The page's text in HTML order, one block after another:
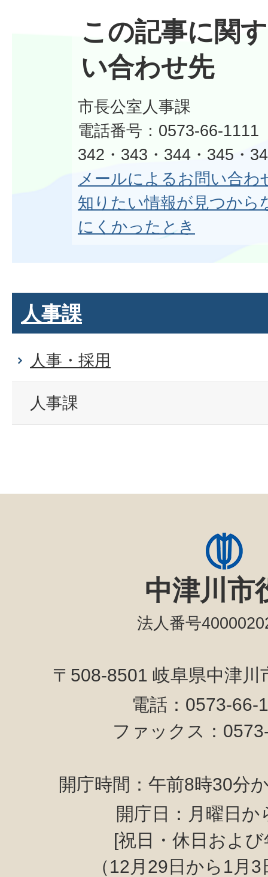
この記事に関
い合わせ先
市長公室人事課
電話番号：0573-66-1111
342・343・344・345・
メールによるお問い合わ
知りたい情報が見つから
にくかったとき
人事課
人事・採用
人事課
中津川市
法人番号
〒508-8501 岐阜県中津
電話：0573-
ファックス：
開庁時間：午前8時30分
開庁日：月曜日か
[祝日・休日およ
（12月29日から1月